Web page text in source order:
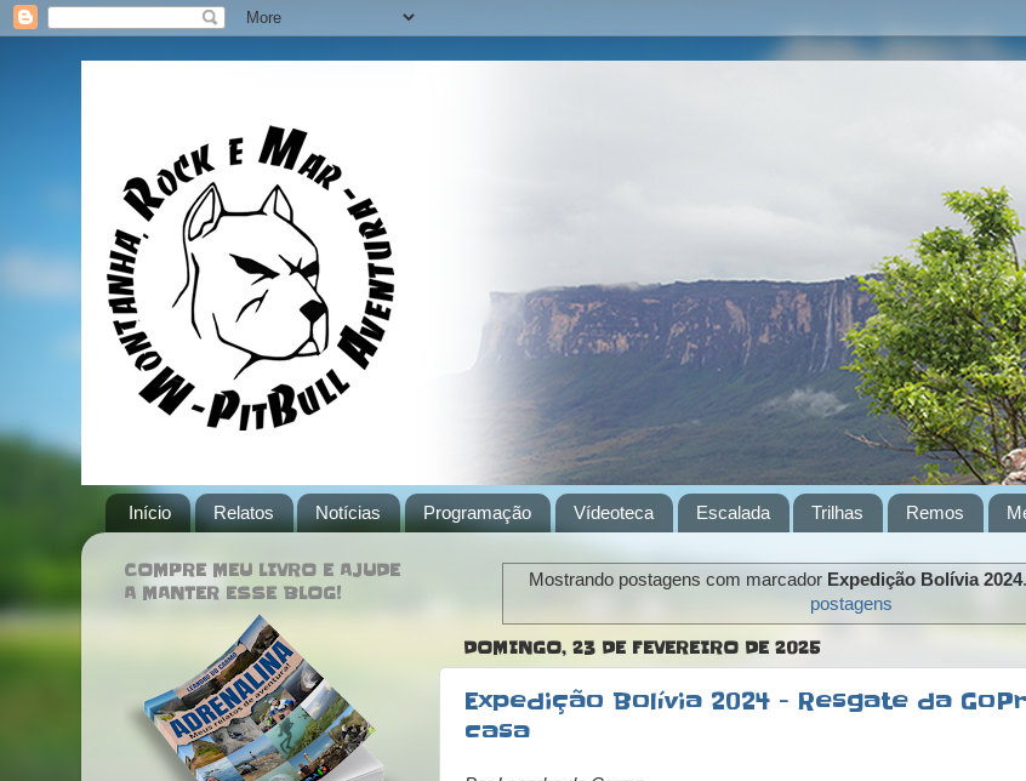
Início Relatos Notícias Programação Vídeoteca Escalada Trilhas Remos
Mostrando postagens com marcador Expedição Bolívia 2024.
postagens
DOMINGO, 23 DE FEVEREIRO DE 2025
Expedição Bolívia 2024 - Resgate da
casa
COMPRE MEU LIVRO E AJUDE
A MANTER ESSE BLOG!